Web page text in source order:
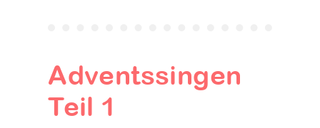
Adventssingen
Teil 1